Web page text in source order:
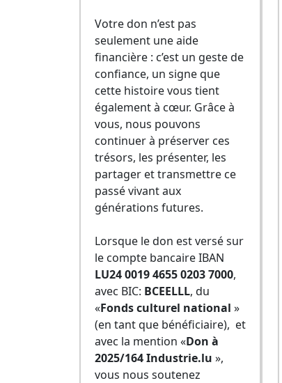
Votre don n’est pas
seulement une aide
financière : c’est un geste de
confiance, un signe que
cette histoire vous tient
également à cœur. Grâce à
vous, nous pouvons
continuer à préserver ces
trésors, les présenter, les
partager et transmettre ce
passé vivant aux
générations futures.
Lorsque le don est versé sur
le compte bancaire IBAN
LU24 0019 4655 0203 7000,
avec BIC: BCEELLL, du
«Fonds culturel national »
(en tant que bénéficiaire), et
avec la mention «Don à
2025/164 Industrie.lu »,
vous nous soutenez